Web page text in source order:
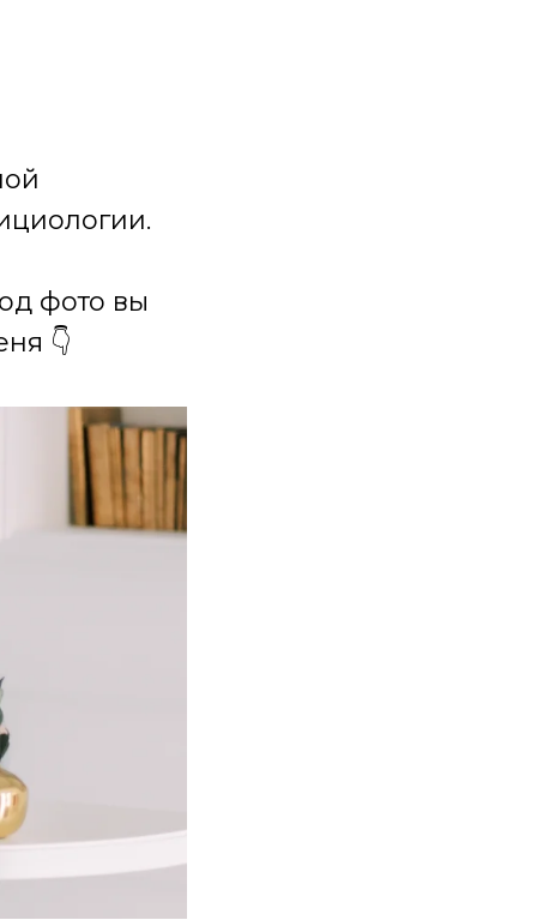
фото вы
👇